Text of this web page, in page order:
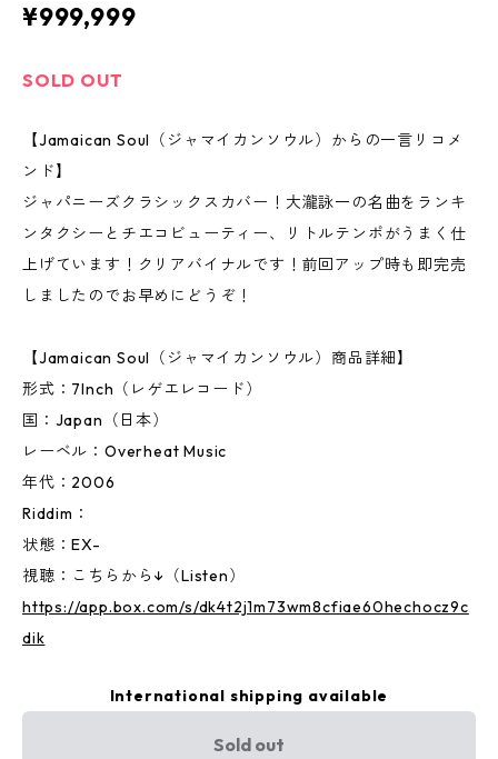
¥999,999
SOLD OUT
【Jamaican Soul（ジャマイカンソウル）からの一言リコメ
ンド】
ジャパニーズクラシックスカバー！大瀧詠一の名曲をランキ
ンタクシーとチエコビューティー、リトルテンポがうまく仕
上げています！クリアバイナルです！前回アップ時も即完売
しましたのでお早めにどうぞ！
【Jamaican Soul（ジャマイカンソウル）商品詳細】
形式：7Inch（レゲエレコード）
国：Japan（日本）
レーベル：Overheat Music
年代：2006
Riddim：
状態：EX-
視聴：こちらから↓（Listen）
https://app.box.com/s/dk4t2j1m73wm8cfiae60hechocz9c
dik
International shipping available
Sold out